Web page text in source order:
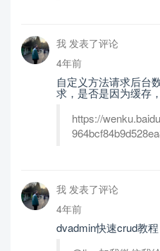
我 发表了评论
4年前
自定义方法请求后台
求，是否是因为缓存
https://
我 发表了评论
4年前
dvadmin快速crud教程